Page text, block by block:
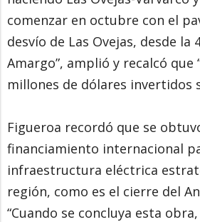
comenzar en octubre con el
desvío de Las Ovejas, desde la
Amargo”, amplió y recalcó que
millones de dólares invertidos
Figueroa recordó que se
financiamiento internacional
infraestructura eléctrica
región, como es el cierre del
“Cuando se concluya esta